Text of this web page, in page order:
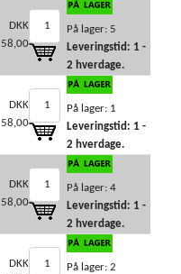
DKK
58,00
På lager: 5
Leveringstid: 1 -
2 hverdage.
DKK
58,00
På lager: 1
Leveringstid: 1 -
2 hverdage.
DKK
58,00
På lager: 4
Leveringstid: 1 -
2 hverdage.
DKK
På lager: 2